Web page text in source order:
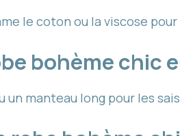
le coton ou la viscose
bohème chic
un manteau long pour les